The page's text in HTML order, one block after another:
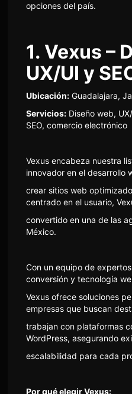
opciones del país.
1. Vexus –
UX/UI y
Ubicación:Guadalajara,
Servicios:Diseño web,
SEO, comercio electrónico
Vexus encabeza nuestra
innovador en el desarrollo
crear sitios web
centrado en el usuario,
convertido en una de las
México.
Con un equipo de
conversión y tecnología
Vexus ofrece soluciones
empresas que buscan
trabajan con plataformas
WordPress, asegurando
escalabilidad para cada
Por qué elegir Vexus: